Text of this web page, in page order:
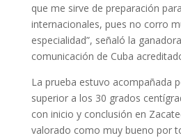
que me sirve de preparación
internacionales, pues no corro
especialidad”, señaló la
comunicación de Cuba
La prueba estuvo acompañada
superior a los 30 grados
con inicio y conclusión en
valorado como muy bueno por